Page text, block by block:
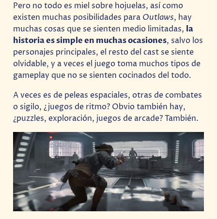
Pero no todo es miel sobre hojuelas, así como
existen muchas posibilidades para Outlaws, hay
muchas cosas que se sienten medio limitadas, la
historia es simple en muchas ocasiones, salvo los
personajes principales, el resto del cast se siente
olvidable, y a veces el juego toma muchos tipos de
gameplay que no se sienten cocinados del todo.
A veces es de peleas espaciales, otras de combates
o sigilo, ¿juegos de ritmo? Obvio también hay,
¿puzzles, exploración, juegos de arcade? También.